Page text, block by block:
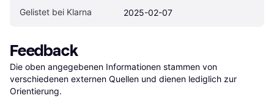
Gelistet bei Klarna 2025-02-07
Feedback
Die oben angegebenen Informationen stammen von
verschiedenen externen Quellen und dienen lediglich zur
Orientierung.